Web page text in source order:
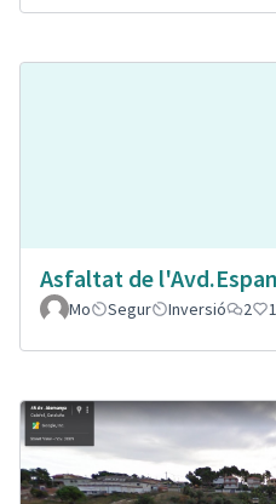
Asfaltat de
Mo
Segur Inversió 2 1